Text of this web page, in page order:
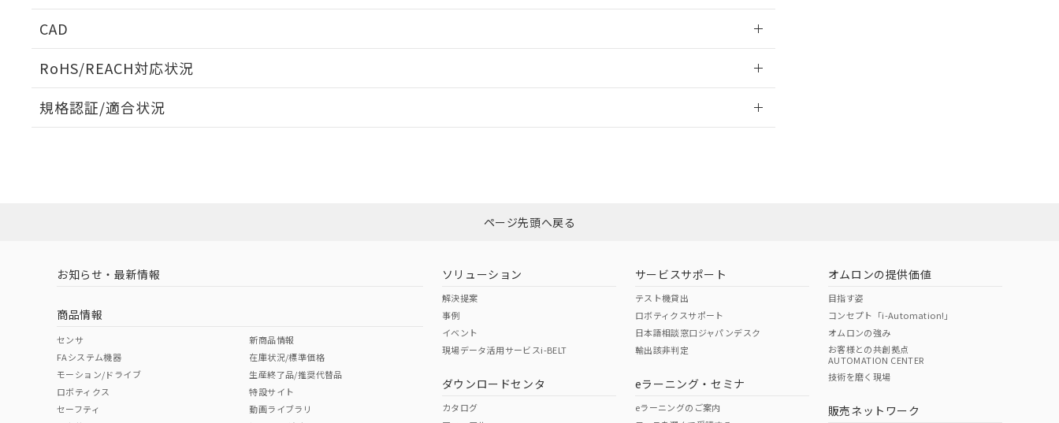
CAD
RoHS/REACH対応状況
EU RoHS 注意事項・凡例
ダウンロードはこちら
中国 RoHS 注意事項・凡例
中国 RoHS表
Pb Hg Cr(VI)
規格認証/適合状況
ページ先頭へ戻る
お知らせ・最新情報
商品情報
センサ
FAシステム機器
モーション/ドライブ
ロボティクス
セーフティ
新商品情報
在庫状況/標準価格
生産終了品/推奨代替品
特設サイト
動画ライブラリ
ソリューション
解決提案
事例
イベント
現場データ活用サービスi-BELT
ダウンロードセンタ
カタログ
サービスサポート
テスト機貸出
ロボティクスサポート
日本語相談窓口ジャパンデスク
輸出該非判定
eラーニング・セミナ
eラーニングのご案内
オムロンの提供価値
目指す姿
コンセプト「i-Automation!」
オムロンの強み
お客様との共創拠点
AUTOMATION CENTER
技術を磨く現場
販売ネットワーク